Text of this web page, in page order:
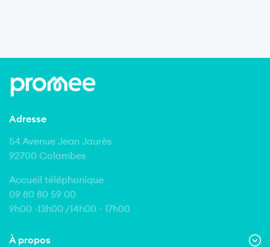
À propos
Adresse
54 Avenue Jean Jaurès
92700 Colombes
Accueil téléphonique
09 80 80 59 00
9h00 -13h00 /14h00 - 17h00